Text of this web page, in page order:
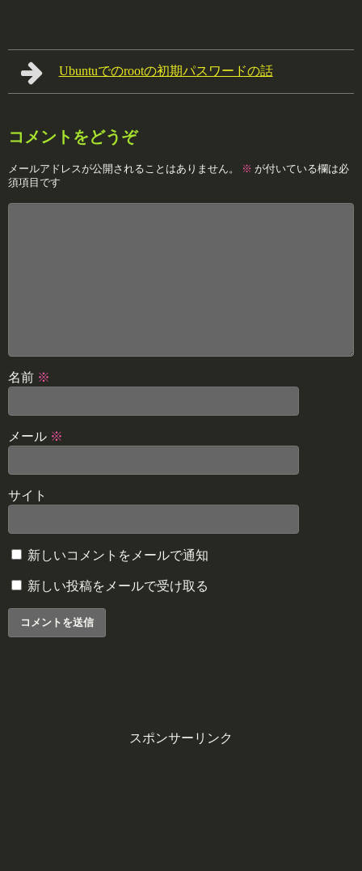
Ubuntuでのrootの初期パスワードの話
コメントをどうぞ
メールアドレスが公開されることはありません。 ※ が付いている欄は必
須項目です
名前 ※
メール ※
サイト
新しいコメントをメールで通知
新しい投稿をメールで受け取る
スポンサーリンク